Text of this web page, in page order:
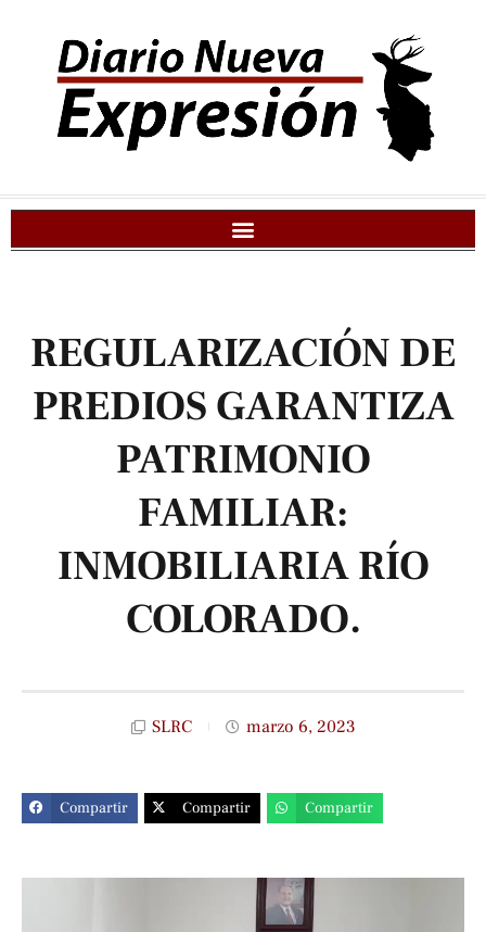
REGULARIZACIÓN DE
PREDIOS GARANTIZA
PATRIMONIO
FAMILIAR:
INMOBILIARIA RÍO
COLORADO.
SLRC marzo 6, 2023
Compartir Compartir Compartir